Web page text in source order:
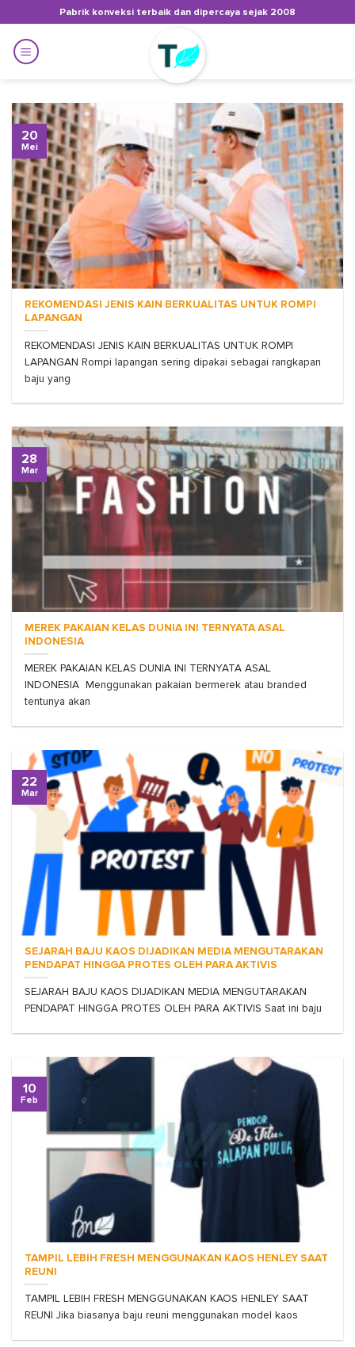
to
content
Pabrik konveksi terbaik dan dipercaya sejak 2008
REKOMENDASI JENIS KAIN BERKUALITAS UNTUK ROMPI
LAPANGAN
REKOMENDASI JENIS KAIN BERKUALITAS UNTUK ROMPI
LAPANGAN Rompi lapangan sering dipakai sebagai rangkapan
baju yang
20
Mei
MEREK PAKAIAN KELAS DUNIA INI TERNYATA ASAL
INDONESIA
MEREK PAKAIAN KELAS DUNIA INI TERNYATA ASAL
INDONESIA Menggunakan pakaian bermerek atau branded
tentunya akan
28
Mar
SEJARAH BAJU KAOS DIJADIKAN MEDIA MENGUTARAKAN
PENDAPAT HINGGA PROTES OLEH PARA AKTIVIS
SEJARAH BAJU KAOS DIJADIKAN MEDIA MENGUTARAKAN
PENDAPAT HINGGA PROTES OLEH PARA AKTIVIS Saat ini baju
22
Mar
TAMPIL LEBIH FRESH MENGGUNAKAN KAOS HENLEY SAAT
REUNI
TAMPIL LEBIH FRESH MENGGUNAKAN KAOS HENLEY SAAT
REUNI Jika biasanya baju reuni menggunakan model kaos
10
Feb